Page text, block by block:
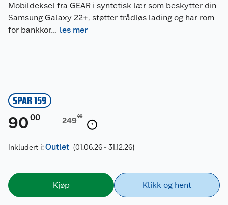
Mobildeksel fra GEAR i syntetisk lær som beskytter din
Samsung Galaxy 22+, støtter trådløs lading og har rom
for bankkor... les mer
SPAR 159
90 00 24900
Inkludert i:Outlet (01.06.26 - 31.12.26)
Kjøp Klikk og hent